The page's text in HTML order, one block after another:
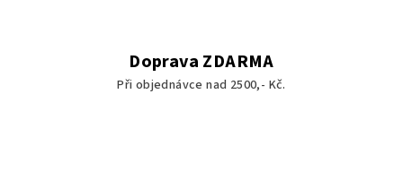
Doprava ZDARMA
Při objednávce nad 2500,- Kč.